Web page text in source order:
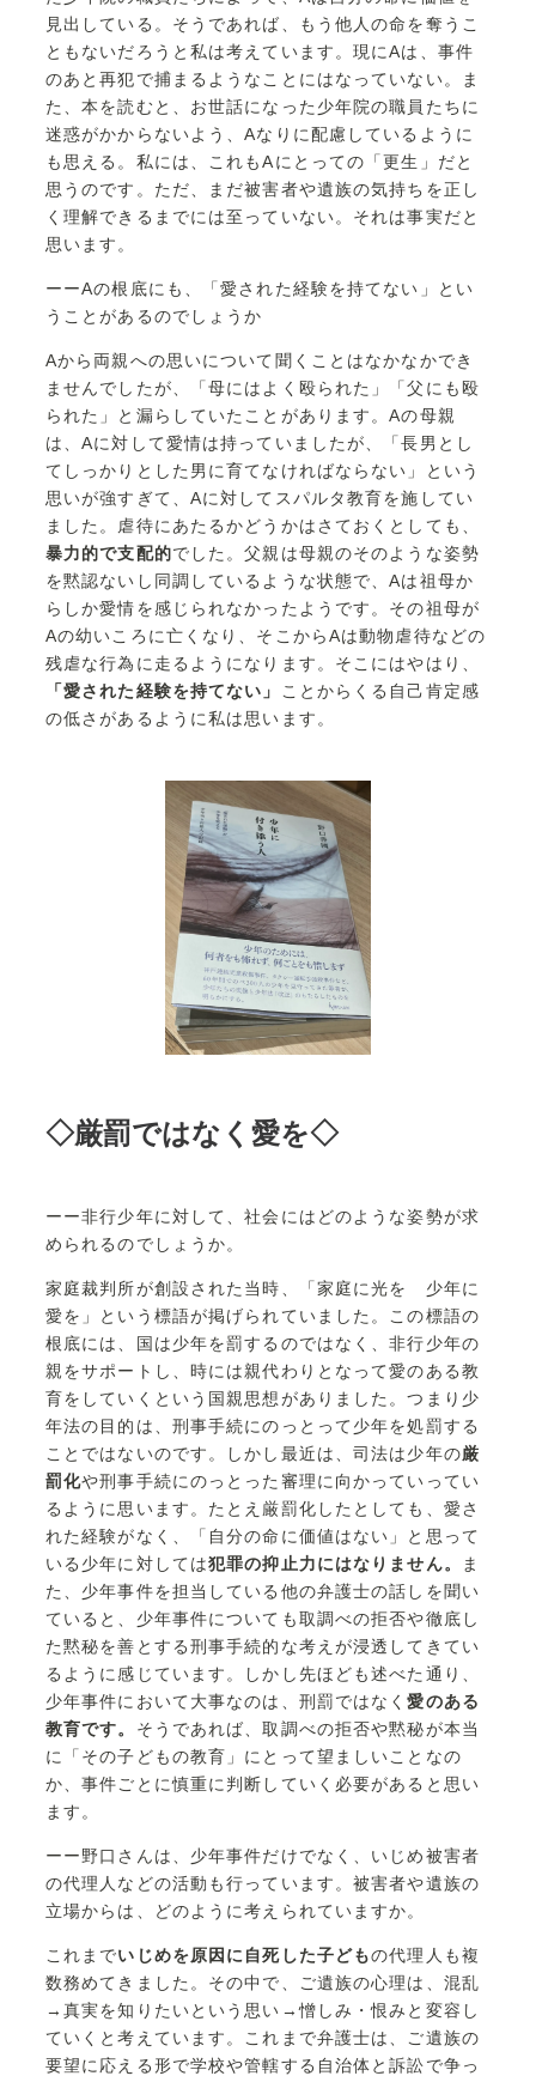
見出している。そうであれば、もう他人の命を奪うこ
ともないだろうと私は考えています。現にAは、事件
のあと再犯で捕まるようなことにはなっていない。ま
た、本を読むと、お世話になった少年院の職員たちに
迷惑がかからないよう、Aなりに配慮しているように
も思える。私には、これもAにとっての「更生」だと
思うのです。ただ、まだ被害者や遺族の気持ちを正し
く理解できるまでには至っていない。それは事実だと
思います。
ーーAの根底にも、「愛された経験を持てない」とい
うことがあるのでしょうか
Aから両親への思いについて聞くことはなかなかでき
ませんでしたが、「母にはよく殴られた」「父にも殴
られた」と漏らしていたことがあります。Aの母親
は、Aに対して愛情は持っていましたが、「長男とし
てしっかりとした男に育てなければならない」という
思いが強すぎて、Aに対してスパルタ教育を施してい
ました。虐待にあたるかどうかはさておくとしても、
暴力的で支配的でした。父親は母親のそのような姿勢
を黙認ないし同調しているような状態で、Aは祖母か
らしか愛情を感じられなかったようです。その祖母が
Aの幼いころに亡くなり、そこからAは動物虐待などの
残虐な行為に走るようになります。そこにはやはり、
「愛された経験を持てない」
ことからくる自己肯定感
の低さがあるように私は思います。
◇厳罰ではなく愛を◇
ーー非行少年に対して、社会にはどのような姿勢が求
められるのでしょうか。
家庭裁判所が創設された当時、「家庭に光を 少年に
愛を」という標語が掲げられていました。この標語の
根底には、国は少年を罰するのではなく、非行少年の
親をサポートし、時には親代わりとなって愛のある教
育をしていくという国親思想がありました。つまり少
年法の目的は、刑事手続にのっとって少年を処罰する
ことではないのです。しかし最近は、司法は少年の厳
罰化や刑事手続にのっとった審理に向かっていってい
るように思います。たとえ厳罰化したとしても、愛さ
れた経験がなく、「自分の命に価値はない」と思って
いる少年に対しては犯罪の抑止力にはなりません。
ま
た、少年事件を担当している他の弁護士の話しを聞い
ていると、少年事件についても取調べの拒否や徹底し
た黙秘を善とする刑事手続的な考えが浸透してきてい
るように感じています。しかし先ほども述べた通り、
少年事件において大事なのは、刑罰ではなく愛のある
教育です。 そうであれば、取調べの拒否や黙秘が本当
に「その子どもの教育」にとって望ましいことなの
か、事件ごとに慎重に判断していく必要があると思い
ます。
ーー野口さんは、少年事件だけでなく、いじめ被害者
の代理人などの活動も行っています。被害者や遺族の
立場からは、どのように考えられていますか。
これまでいじめを原因に自死した子どもの代理人も複
数務めてきました。その中で、ご遺族の心理は、混乱
→真実を知りたいという思い→憎しみ・恨みと変容し
ていくと考えています。これまで弁護士は、ご遺族の
要望に応える形で学校や管轄する自治体と訴訟で争っ